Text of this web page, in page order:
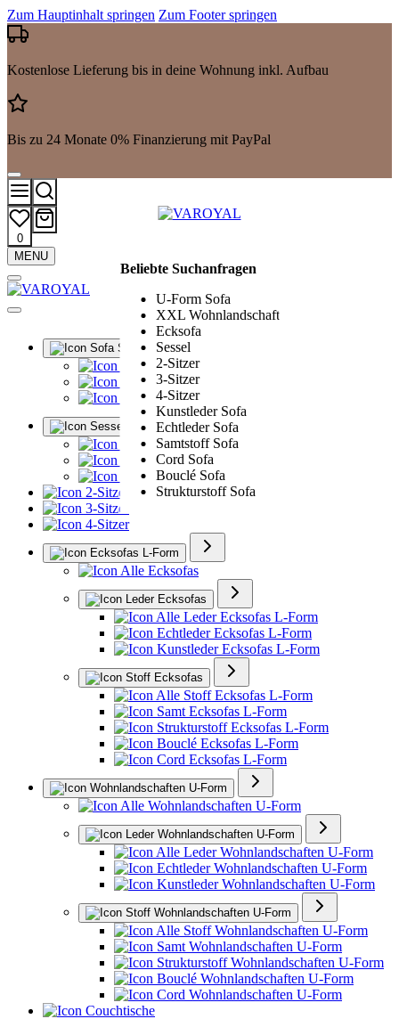
Zum Hauptinhalt springen Zum Footer springen
Kostenlose Lieferung bis in deine Wohnung inkl. Aufbau
Bis zu 24 Monate 0% Finanzierung mit PayPal
0
Beliebte Suchanfragen
U-Form Sofa
XXL Wohnlandschaft
Ecksofa
Sessel
2-Sitzer
3-Sitzer
4-Sitzer
Kunstleder Sofa
Echtleder Sofa
Samtstoff Sofa
Cord Sofa
Bouclé Sofa
Strukturstoff Sofa
Suchergebnisse
MENU
Sofa Sets
Alle Sofa Sets
Ledergarnituren
Polstergarnituren
Sessel
Alle Sessel
Ledersessel
Polstersessel
2-Sitzer
3-Sitzer
4-Sitzer
Ecksofas L-Form
Alle Ecksofas
Leder Ecksofas
Alle Leder Ecksofas L-Form
Echtleder Ecksofas L-Form
Kunstleder Ecksofas L-Form
Stoff Ecksofas
Alle Stoff Ecksofas L-Form
Samt Ecksofas L-Form
Strukturstoff Ecksofas L-Form
Bouclé Ecksofas L-Form
Cord Ecksofas L-Form
Wohnlandschaften U-Form
Alle Wohnlandschaften U-Form
Leder Wohnlandschaften U-Form
Alle Leder Wohnlandschaften U-Form
Echtleder Wohnlandschaften U-Form
Kunstleder Wohnlandschaften U-Form
Stoff Wohnlandschaften U-Form
Alle Stoff Wohnlandschaften U-Form
Samt Wohnlandschaften U-Form
Strukturstoff Wohnlandschaften U-Form
Bouclé Wohnlandschaften U-Form
Cord Wohnlandschaften U-Form
Couchtische